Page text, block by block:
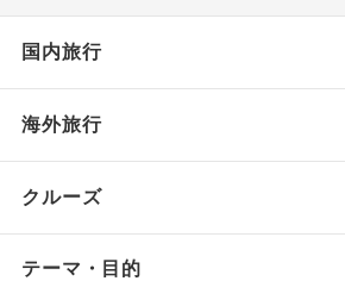
国内旅行
海外旅行
クルーズ
テーマ・目的